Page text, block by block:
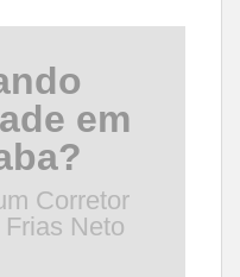
em
Corretor
Neto